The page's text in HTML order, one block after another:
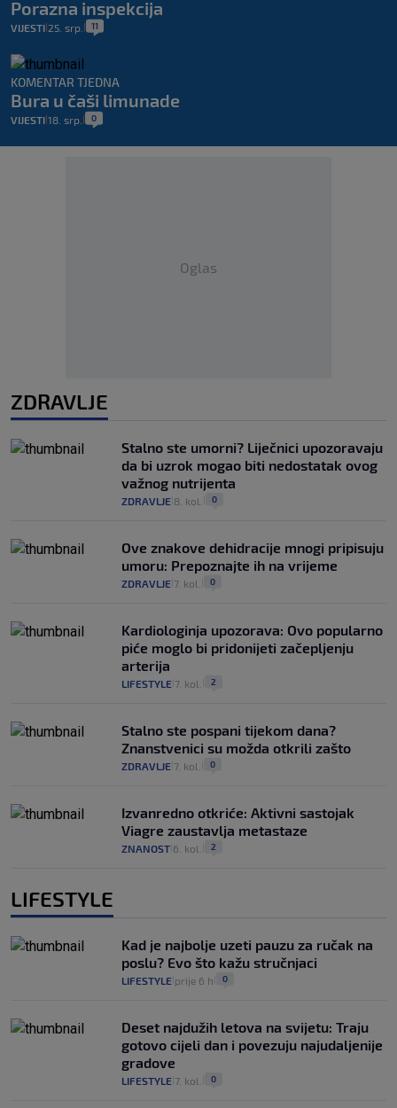
Porazna inspekcija
VIJESTI 25. srp. 11
KOMENTAR TJEDNA
Bura u čaši limunade
VIJESTI 18. srp. 0
Oglas
ZDRAVLJE
Stalno ste umorni? Liječnici upozoravaju
da bi uzrok mogao biti nedostatak ovog
važnog nutrijenta
ZDRAVLJE 8. kol. 0
Ove znakove dehidracije mnogi pripisuju
umoru: Prepoznajte ih na vrijeme
ZDRAVLJE 7. kol. 0
Kardiologinja upozorava: Ovo popularno
piće moglo bi pridonijeti začepljenju
arterija
LIFESTYLE 7. kol. 2
Stalno ste pospani tijekom dana?
Znanstvenici su možda otkrili zašto
ZDRAVLJE 7. kol. 0
Izvanredno otkriće: Aktivni sastojak
Viagre zaustavlja metastaze
ZNANOST 6. kol. 2
LIFESTYLE
Kad je najbolje uzeti pauzu za ručak na
poslu? Evo što kažu stručnjaci
LIFESTYLE prije 6 h 0
Deset najdužih letova na svijetu: Traju
gotovo cijeli dan i povezuju najudaljenije
gradove
LIFESTYLE 7. kol. 0